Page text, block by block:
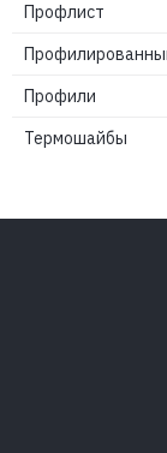
Профлист
Профили
Термошайбы